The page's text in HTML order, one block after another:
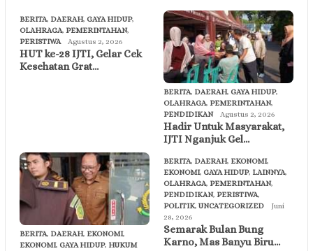
BERITA, DAERAH, GAYA HIDUP,
OLAHRAGA, PEMERINTAHAN,
PERISTIWA
Agustus 2, 2026
HUT ke-28 IJTI, Gelar Cek
Kesehatan Grat…
BERITA, DAERAH, GAYA HIDUP,
OLAHRAGA, PEMERINTAHAN,
PENDIDIKAN
Agustus 2, 2026
Hadir Untuk Masyarakat,
IJTI Nganjuk Gel…
BERITA, DAERAH, EKONOMI,
EKONOMI, GAYA HIDUP, HUKUM
BERITA, DAERAH, EKONOMI,
EKONOMI, GAYA HIDUP, LAINNYA,
OLAHRAGA, PEMERINTAHAN,
PENDIDIKAN, PERISTIWA,
POLITIK, UNCATEGORIZED
Juni
28, 2026
Semarak Bulan Bung
Karno, Mas Banyu Biru…